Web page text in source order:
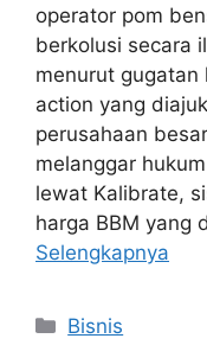
operator pom
berkolusi secara
menurut gugatan
action yang
perusahaan
melanggar
lewat Kalibrate,
harga BBM yang
Selengkapnya
Kategori
Bisnis